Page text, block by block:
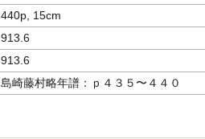
440p, 15cm
913.6
913.6
島崎藤村略年譜：ｐ４３５〜４４０